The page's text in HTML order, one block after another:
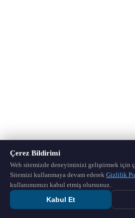
Çerez Bildirimi
Web sitemizde deneyiminizi geliştirmek için
Sitemizi kullanmaya devam ederek Gizlilik
kullanımımızı kabul etmiş olursunuz.
Kabul Et